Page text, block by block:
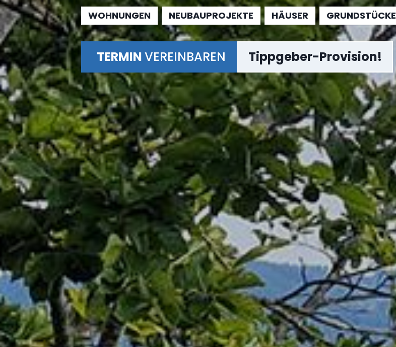
WOHNUNGEN NEUBAUPROJEKTE HÄUSER GRUNDSTÜCKE
TERMINVEREINBAREN Tippgeber-Provision!